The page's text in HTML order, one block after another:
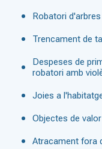
Robatori
Trencament de
Despeses de
robatori amb
Joies a
Objectes de
Atracament fora